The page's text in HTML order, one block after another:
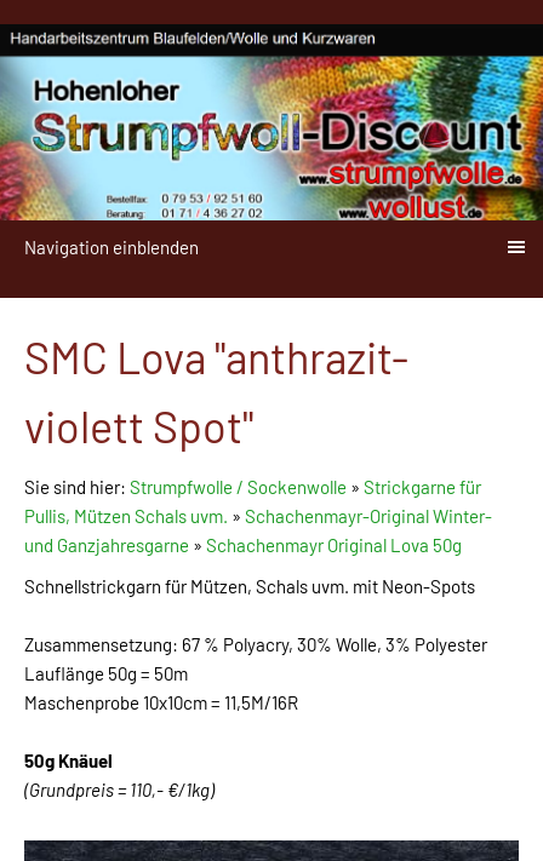
Navigation einblenden
SMC Lova "anthrazit-
violett Spot"
Sie sind hier: Strumpfwolle / Sockenwolle » Strickgarne für
Pullis, Mützen Schals uvm. » Schachenmayr-Original Winter-
und Ganzjahresgarne » Schachenmayr Original Lova 50g
Schnellstrickgarn für Mützen, Schals uvm. mit Neon-Spots
Zusammensetzung: 67 % Polyacry, 30% Wolle, 3% Polyester
Lauflänge 50g = 50m
Maschenprobe 10x10cm = 11,5M/16R
50g Knäuel
(Grundpreis = 110,- €/1kg)